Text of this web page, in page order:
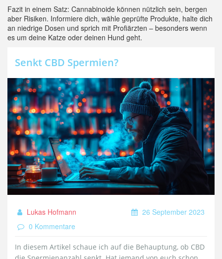
Fazit in einem Satz: Cannabinoide können nützlich sein, bergen
aber Risiken. Informiere dich, wähle geprüfte Produkte, halte dich
an niedrige Dosen und sprich mit Profiärzten – besonders wenn
es um deine Katze oder deinen Hund geht.
Senkt CBD Spermien?
Lukas Hofmann
26 September 2023
0 Kommentare
In diesem Artikel schaue ich auf die Behauptung, ob CBD